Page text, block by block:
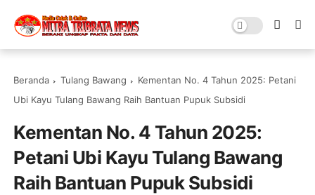
Beranda Tulang Bawang
Kementan No. 4 Tahun 2025: Petani
Ubi Kayu Tulang Bawang Raih Bantuan Pupuk Subsidi
Kementan No. 4 Tahun 2025:
Petani Ubi Kayu Tulang Bawang
Raih Bantuan Pupuk Subsidi